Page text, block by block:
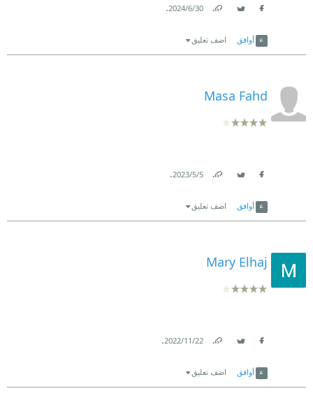
30‏/6‏/2024
.
أوافق اضف تعليق
Masa Fahd
5‏/5‏/2023
.
أوافق اضف تعليق
Mary Elhaj
22‏/11‏/2022
.
أوافق اضف تعليق